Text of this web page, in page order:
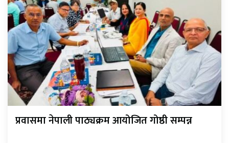
प्रवासमा नेपाली पाठ्यक्रम आयोजित गोष्ठी सम्पन्न